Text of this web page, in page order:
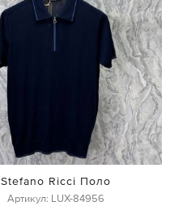
Stefano Ricci Поло
Артикул: LUX-84956